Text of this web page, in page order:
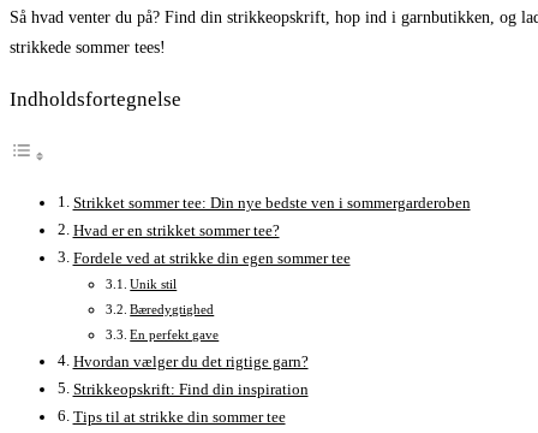
Så hvad venter du på? Find din strikkeopskrift, hop ind i garnbutikken,
strikkede sommer tees!
Indholdsfortegnelse
Strikket sommer tee: Din nye bedste ven i sommergarderoben
Hvad er en strikket sommer tee?
Fordele ved at strikke din egen sommer tee
Unik stil
Bæredygtighed
En perfekt gave
Hvordan vælger du det rigtige garn?
Strikkeopskrift: Find din inspiration
Tips til at strikke din sommer tee